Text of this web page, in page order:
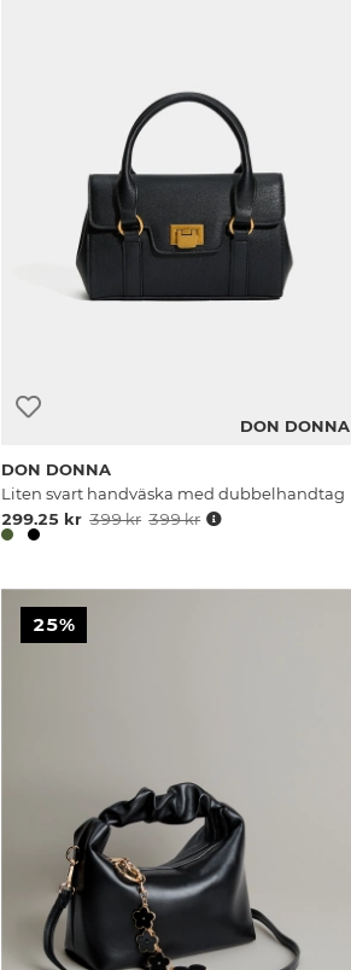
DON DONNA
DON DONNA
Liten svart handväska med dubbelhandtag
299.25 kr 399 kr 399 kr
25%